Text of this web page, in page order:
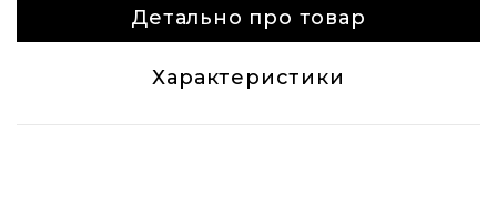
Детально про товар
Характеристики